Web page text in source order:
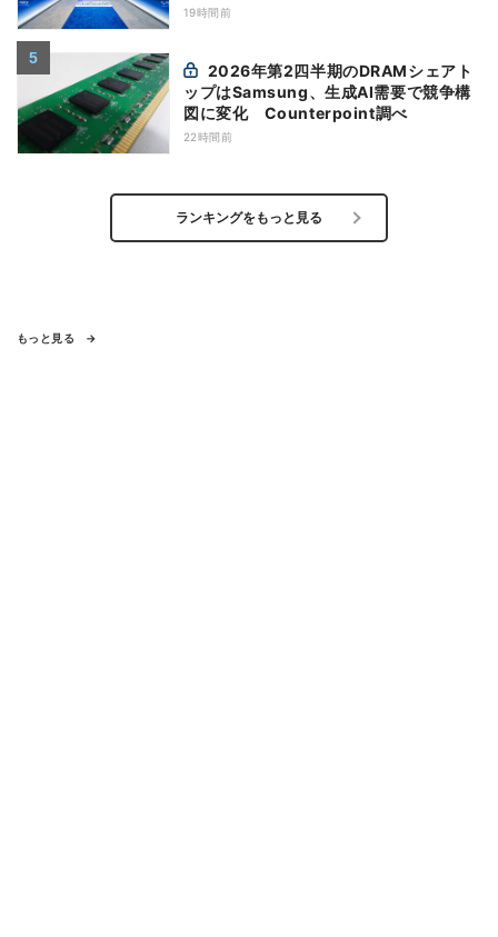
19時間前
ップはSamsung、生成AI需要で競争構
図に変化 Counterpoint調べ
22時間前
ランキングをもっと見る
もっと見る